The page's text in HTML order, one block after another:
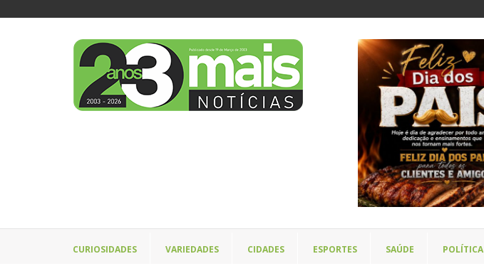
CURIOSIDADES VARIEDADES CIDADES ESPORTES SAÚDE POLÍTICA